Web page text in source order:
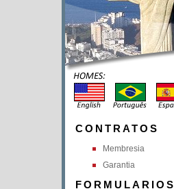
CONTRATOS
Membresia
Garantia
FORMULARIOS